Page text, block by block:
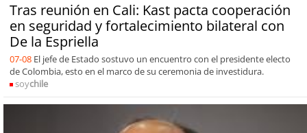
Tras reunión en Cali: Kast pacta cooperación
en seguridad y fortalecimiento bilateral con
De la Espriella
07-08 El jefe de Estado sostuvo un encuentro con el presidente electo
de Colombia, esto en el marco de su ceremonia de investidura.
soychile